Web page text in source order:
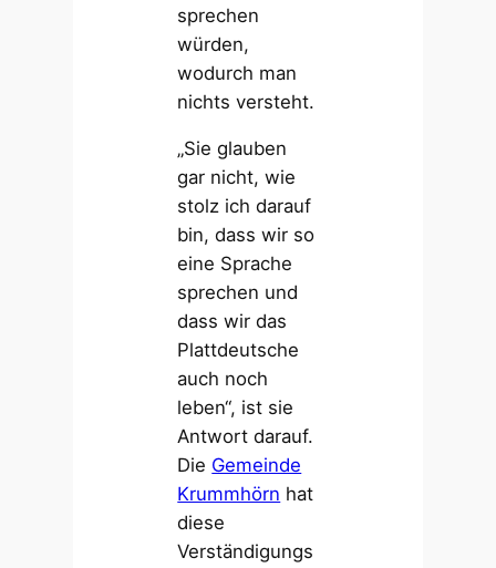
sprechen
würden,
wodurch man
nichts versteht.
„Sie glauben
gar nicht, wie
stolz ich darauf
bin, dass wir so
eine Sprache
sprechen und
dass wir das
Plattdeutsche
auch noch
leben“, ist sie
Antwort darauf.
Die Gemeinde
Krummhörn hat
diese
Verständigungs